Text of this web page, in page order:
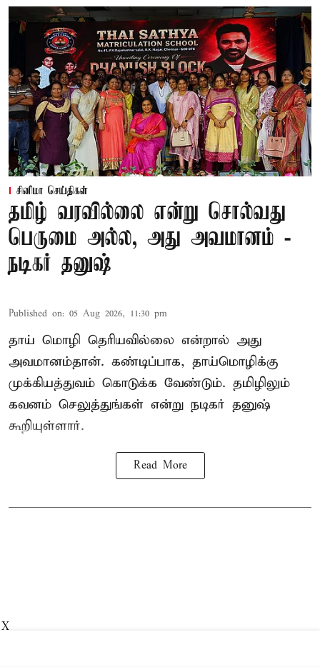
சினிமா செய்திகள்
தமிழ் வரவில்லை என்று சொல்வது
பெருமை அல்ல, அது அவமானம் -
நடிகர் தனுஷ்
Published on: 05 Aug 2026, 11:30 pm
தாய் மொழி தெரியவில்லை என்றால் அது
அவமானம்தான். கண்டிப்பாக, தாய்மொழிக்கு
முக்கியத்துவம் கொடுக்க வேண்டும். தமிழிலும்
கவனம் செலுத்துங்கள் என்று நடிகர் தனுஷ்
கூறியுள்ளார்.
Read More
X